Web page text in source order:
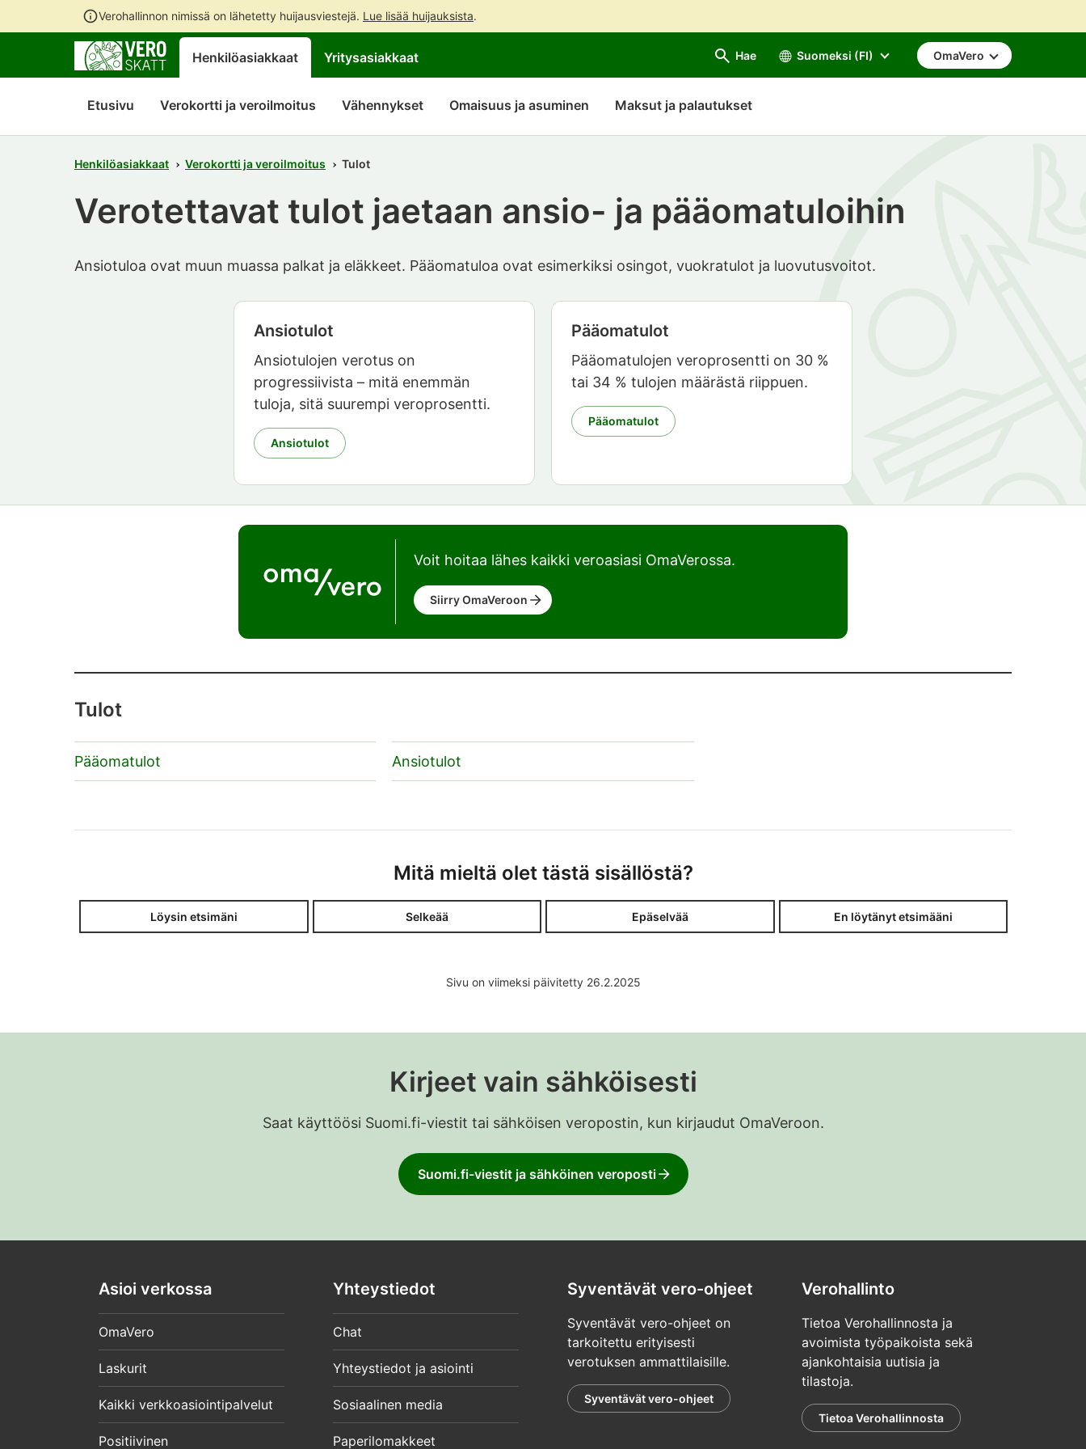
Verohallinnon nimissä on lähetetty huijausviestejä. Lue lisää huijauksista.
sisältöön
sivuston
hakuun
keskustelu
Henkilöasiakkaat Yritysasiakkaat Hae Suomeksi (FI) OmaVero
Etusivu Verokortti ja veroilmoitus Vähennykset Omaisuus ja asuminen Maksut ja palautukset
Henkilöasiakkaat Verokortti ja veroilmoitus Tulot
Verotettavat tulot jaetaan ansio- ja pääomatuloihin
Ansiotuloa ovat muun muassa palkat ja eläkkeet. Pääomatuloa ovat esimerkiksi osingot, vuokratulot ja luovutusvoitot.
Ansiotulot
Ansiotulojen verotus on
progressiivista – mitä enemmän
tuloja, sitä suurempi veroprosentti.
Ansiotulot
Pääomatulot
Pääomatulojen veroprosentti on 30 %
tai 34 % tulojen määrästä riippuen.
Pääomatulot
Voit hoitaa lähes kaikki veroasiasi OmaVerossa.
Siirry OmaVeroon
Tulot
Pääomatulot Ansiotulot
Mitä mieltä olet tästä sisällöstä?
Löysin etsimäni Selkeää Epäselvää En löytänyt etsimääni
Sivu on viimeksi päivitetty 26.2.2025
Kirjeet vain sähköisesti
Saat käyttöösi Suomi.fi-viestit tai sähköisen veropostin, kun kirjaudut OmaVeroon.
Suomi.fi-viestit ja sähköinen veroposti
Asioi verkossa
OmaVero
Laskurit
Kaikki verkkoasiointipalvelut
Positiivinen
Yhteystiedot
Chat
Yhteystiedot ja asiointi
Sosiaalinen media
Paperilomakkeet
Syventävät vero-ohjeet
Syventävät vero-ohjeet on
tarkoitettu erityisesti
verotuksen ammattilaisille.
Syventävät vero-ohjeet
Verohallinto
Tietoa Verohallinnosta ja
avoimista työpaikoista sekä
ajankohtaisia uutisia ja
tilastoja.
Tietoa Verohallinnosta